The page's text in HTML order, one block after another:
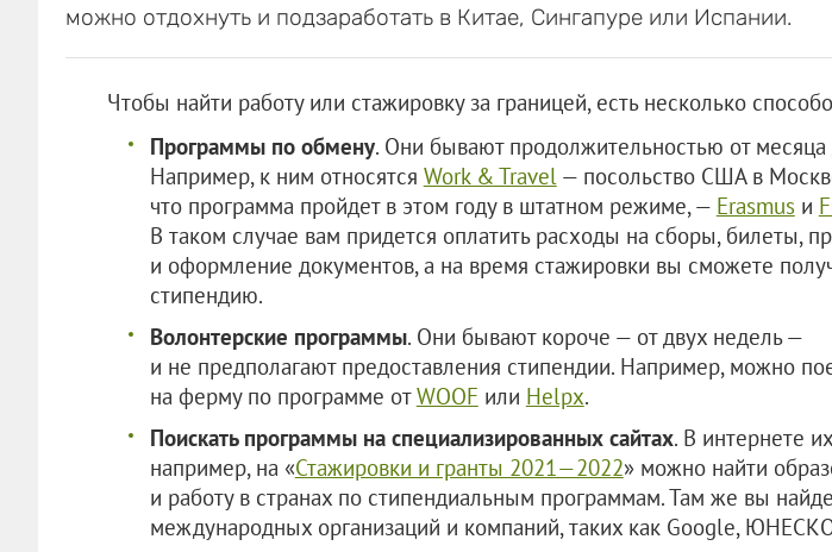
можно отдохнуть и подзаработать в Китае, Сингапуре или Испании.
Чтобы найти работу или стажировку за границей, есть несколько
Программы по обмену. Они бывают продолжительностью от месяца
Например, к ним относятся Work & Travel — посольство США в
что программа пройдет в этом году в штатном режиме, — Erasmus и
В таком случае вам придется оплатить расходы на сборы, билеты,
и оформление документов, а на время стажировки вы сможете
стипендию.
Волонтерские программы. Они бывают короче — от двух недель —
и не предполагают предоставления стипендии. Например, можно
на ферму по программе отWOOF или Helpx.
Поискать программы на специализированных сайтах. В интернете
например, на «Стажировки и гранты 2021—2022» можно найти
и работу в странах по стипендиальным программам. Там же вы
международных организаций и компаний, таких как Google,